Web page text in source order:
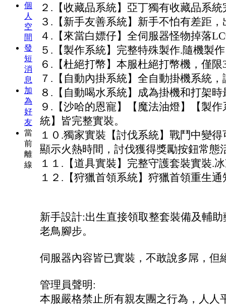
個
人
空
間
發
短
消
息
加
為
好
友
當
前
離
線
２.【收藏品系統】亞丁獨有收藏品系
３.【新手友善系統】新手不怕有差距
４.【來當白嫖仔】全伺服器怪物掉落
５.【製作系統】完整特殊製作.隨機製
６.【杜絕打幣】本服杜絕打幣機，僅
７.【自動內掛系統】全自動掛機系統
８.【自動喝水系統】成為掛機和打架
９.【沙哈的恩寵】【魔法油燈】【製
統】皆完整實裝。
１０.獨家實裝【討伐系統】戰鬥中變
顯示火熱時間，討伐獲得獎勵按鈕常態
１１.【道具實裝】完整守護套裝實裝.
１２.【狩獵首領系統】狩獵首領重生
新手設計:出生直接領取整套裝備及輔
老鳥腳步。
伺服器內容皆已實裝，不敢說多屌，
管理員聲明:
本服嚴格禁止所有親友團之行為，人